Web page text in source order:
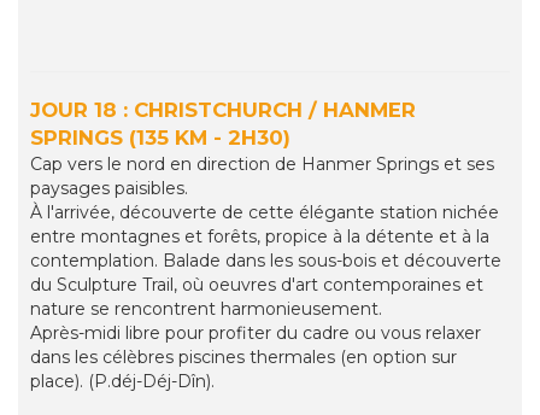
JOUR 18 : CHRISTCHURCH / HANMER
SPRINGS (135 KM - 2H30)
Cap vers le nord en direction de Hanmer Springs et ses
paysages paisibles.
À l'arrivée, découverte de cette élégante station nichée
entre montagnes et forêts, propice à la détente et à la
contemplation. Balade dans les sous-bois et découverte
du Sculpture Trail, où oeuvres d'art contemporaines et
nature se rencontrent harmonieusement.
Après-midi libre pour profiter du cadre ou vous relaxer
dans les célèbres piscines thermales (en option sur
place). (P.déj-Déj-Dîn).